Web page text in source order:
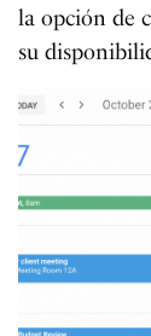
la opción de
su